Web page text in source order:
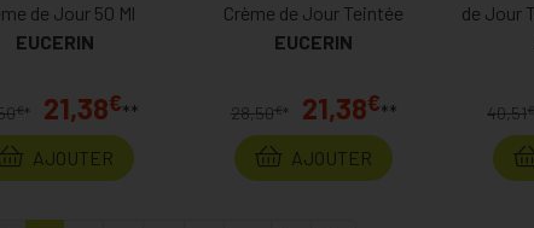
de Jour 50 Ml
EUCERIN
€* 21,38€**
AJOUTER
Crème de Jour Teintée
EUCERIN
28,50€ * 21,38€**
AJOUTER
de Jour
40,51€